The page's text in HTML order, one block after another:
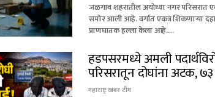
जळगाव शहरातील अयोध्या नगर परिसरात
समोर आली आहे. वर्गात एकत्र शिकणाऱ्या
प्राणघातक हल्ला केला आहे.…
हडपसरमध्ये अमली
परिसरातून दोघांना अटक,
महाराष्ट्र खबर टीम